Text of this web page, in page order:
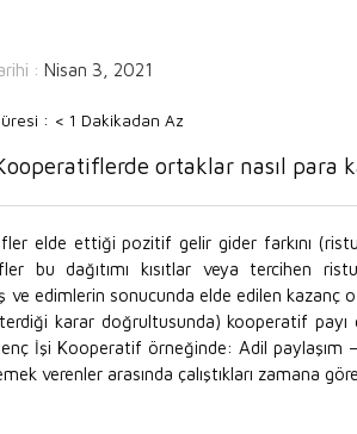
: Nisan 3, 2021
: < 1 Dakikadan Az
ortaklar nasıl para
elde ettiği pozitif gelir gider farkını
bu dağıtımı kısıtlar veya tercihen
ve edimlerin sonucunda elde edilen
karar doğrultusunda) kooperatif payı
İşi Kooperatif örneğinde: Adil
verenler arasında çalıştıkları zamana